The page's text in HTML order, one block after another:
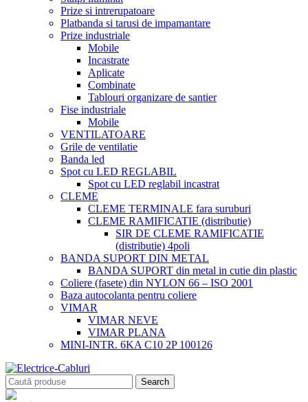
Prize si intrerupatoare
Platbanda si tarusi de impamantare
Prize industriale
Mobile
Incastrate
Aplicate
Combinate
Tablouri organizare de santier
Fise industriale
Mobile
VENTILATOARE
Grile de ventilatie
Banda led
Spot cu LED REGLABIL
Spot cu LED reglabil incastrat
CLEME
CLEME TERMINALE fara suruburi
CLEME RAMIFICATIE (distributie)
SIR DE CLEME RAMIFICATIE
(distributie) 4poli
BANDA SUPORT DIN METAL
BANDA SUPORT din metal in cutie din plastic
Coliere (fasete) din NYLON 66 – ISO 2001
Baza autocolanta pentru coliere
VIMAR
VIMAR NEVE
VIMAR PLANA
MINI-INTR. 6KA C10 2P 100126
Search